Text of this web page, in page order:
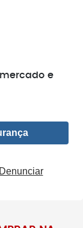
e
Denunciar